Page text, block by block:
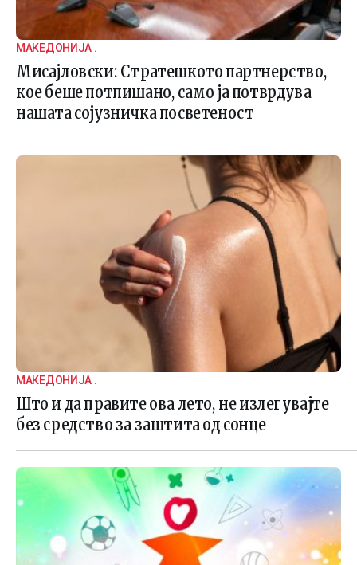
МАКЕДОНИЈА .
Мисајловски: Стратешкото партнерство,
кое беше потпишано, само ја потврдува
нашата сојузничка посветеност
МАКЕДОНИЈА .
Што и да правите ова лето, не излегувајте
без средство за заштита од сонце